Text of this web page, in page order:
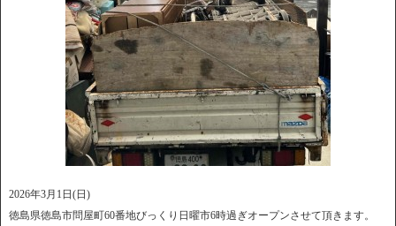
2026年3月1日(日)
徳島県徳島市問屋町60番地びっくり日曜市6時過ぎオープンさせて頂きます。